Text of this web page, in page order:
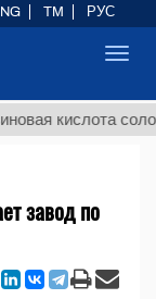
солодкового
завод по
TM РУС